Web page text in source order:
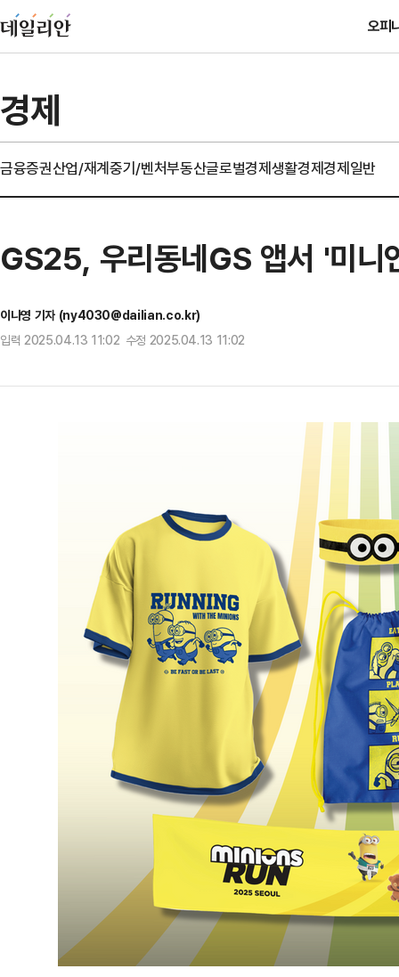
오피
경제
금융증권산업/재계중기/벤처부동산글로벌경제생활경제경제일반
GS25, 우리동네GS 앱서 '미니
이나영 기자 (ny4030@dailian.co.kr)
입력 2025.04.13 11:02 수정 2025.04.13 11:02